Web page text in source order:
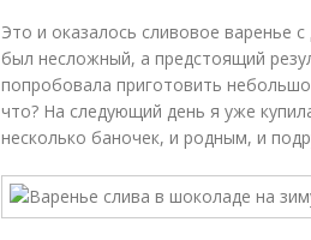
Это и оказалось сливовое варенье
был несложный, а предстоящий
попробовала приготовить
что? На следующий день я уже
несколько баночек, и родным, и